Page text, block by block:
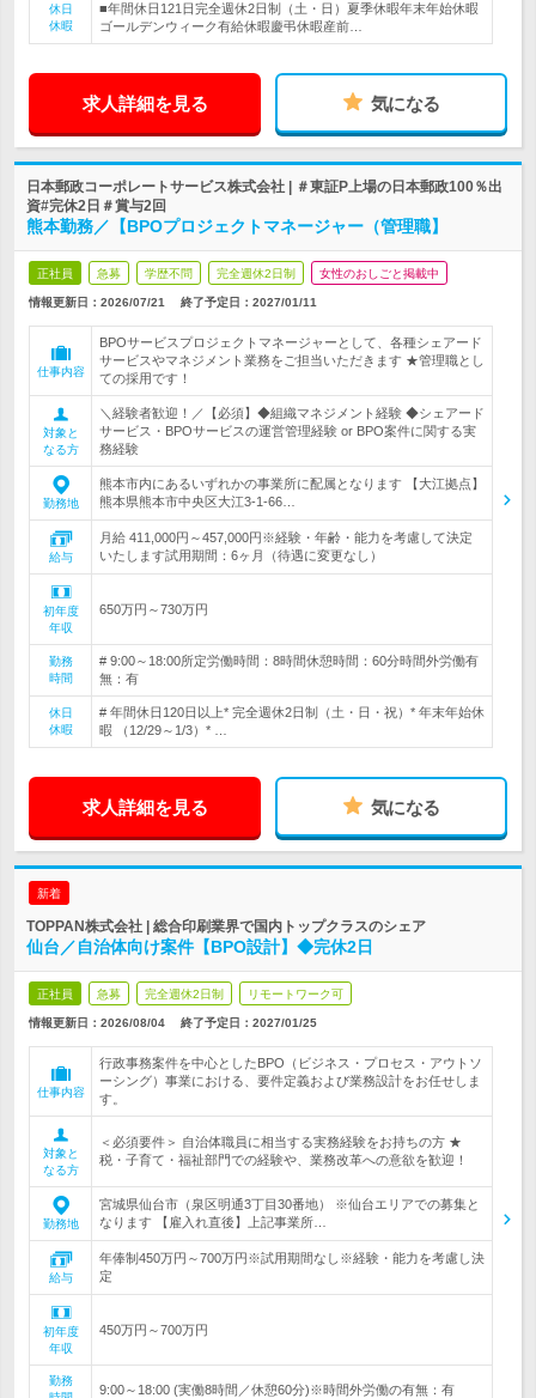
休日
休暇
■年間休日121日完全週休2日制（土・日）夏季休暇年末年始休暇
ゴールデンウィーク有給休暇慶弔休暇産前…
求人詳細を見る 気になる
日本郵政コーポレートサービス株式会社 | ＃東証P上場の日本郵政100％出
資#完休2日＃賞与2回
熊本勤務／【BPOプロジェクトマネージャー（管理職】
正社員 急募 学歴不問 完全週休2日制 女性のおしごと掲載中
情報更新日：2026/07/21 終了予定日： 2027/01/11
仕事内容
BPOサービスプロジェクトマネージャーとして、各種シェアード
サービスやマネジメント業務をご担当いただきます ★管理職とし
ての採用です！
対象と
なる方
＼経験者歓迎！／【必須】◆組織マネジメント経験 ◆シェアード
サービス・BPOサービスの運営管理経験 or BPO案件に関する実
務経験
勤務地
熊本市内にあるいずれかの事業所に配属となります 【大江拠点】
熊本県熊本市中央区大江3-1-66…
給与
月給 411,000円～457,000円※経験・年齢・能力を考慮して決定
いたします試用期間：6ヶ月（待遇に変更なし）
初年度
年収
650万円～730万円
勤務
時間
# 9:00～18:00所定労働時間：8時間休憩時間：60分時間外労働有
無：有
休日
休暇
# 年間休日120日以上* 完全週休2日制（土・日・祝）* 年末年始休
暇 （12/29～1/3）* …
求人詳細を見る 気になる
新着
TOPPAN株式会社 | 総合印刷業界で国内トップクラスのシェア
仙台／自治体向け案件【BPO設計】◆完休2日
正社員 急募 完全週休2日制 リモートワーク可
情報更新日：2026/08/04 終了予定日： 2027/01/25
仕事内容
行政事務案件を中心としたBPO（ビジネス・プロセス・アウトソ
ーシング）事業における、要件定義および業務設計をお任せしま
す。
対象と
なる方
＜必須要件＞ 自治体職員に相当する実務経験をお持ちの方 ★
税・子育て・福祉部門での経験や、業務改革への意欲を歓迎！
勤務地
宮城県仙台市（泉区明通3丁目30番地） ※仙台エリアでの募集と
なります 【雇入れ直後】上記事業所…
給与
年俸制450万円～700万円※試用期間なし※経験・能力を考慮し決
定
初年度
年収
450万円～700万円
勤務
9:00～18:00 (実働8時間／休憩60分)※時間外労働の有無：有